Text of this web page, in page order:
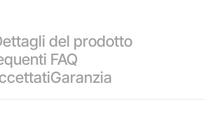
del prodotto
FAQ
Garanzia